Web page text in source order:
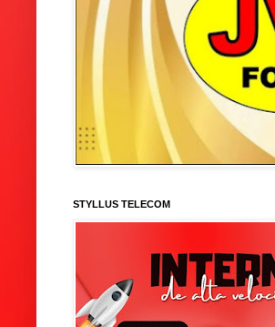
STYLLUS TELECOM